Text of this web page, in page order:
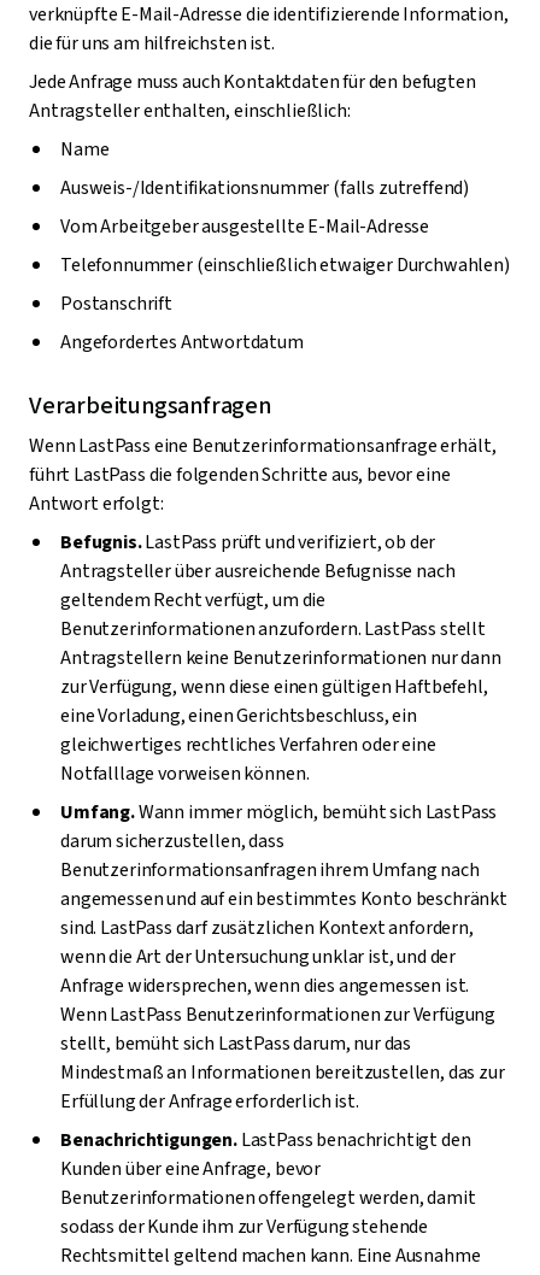
verknüpfte E-Mail-Adresse die identifizierende Information,
die für uns am hilfreichsten ist.
Jede Anfrage muss auch Kontaktdaten für den befugten
Antragsteller enthalten, einschließlich:
Name
Ausweis-/Identifikationsnummer (falls zutreffend)
Vom Arbeitgeber ausgestellte E-Mail-Adresse
Telefonnummer (einschließlich etwaiger Durchwahlen)
Postanschrift
Angefordertes Antwortdatum
Verarbeitungsanfragen
Wenn LastPass eine Benutzerinformationsanfrage erhält,
führt LastPass die folgenden Schritte aus, bevor eine
Antwort erfolgt:
Befugnis.LastPass prüft und verifiziert, ob der
Antragsteller über ausreichende Befugnisse nach
geltendem Recht verfügt, um die
Benutzerinformationen anzufordern. LastPass stellt
Antragstellern keine Benutzerinformationen nur dann
zur Verfügung, wenn diese einen gültigen Haftbefehl,
eine Vorladung, einen Gerichtsbeschluss, ein
gleichwertiges rechtliches Verfahren oder eine
Notfalllage vorweisen können.
Umfang.Wann immer möglich, bemüht sich LastPass
darum sicherzustellen, dass
Benutzerinformationsanfragen ihrem Umfang nach
angemessen und auf ein bestimmtes Konto beschränkt
sind. LastPass darf zusätzlichen Kontext anfordern,
wenn die Art der Untersuchung unklar ist, und der
Anfrage widersprechen, wenn dies angemessen ist.
Wenn LastPass Benutzerinformationen zur Verfügung
stellt, bemüht sich LastPass darum, nur das
Mindestmaß an Informationen bereitzustellen, das zur
Erfüllung der Anfrage erforderlich ist.
Benachrichtigungen.LastPass benachrichtigt den
Kunden über eine Anfrage, bevor
Benutzerinformationen offengelegt werden, damit
sodass der Kunde ihm zur Verfügung stehende
Rechtsmittel geltend machen kann. Eine Ausnahme